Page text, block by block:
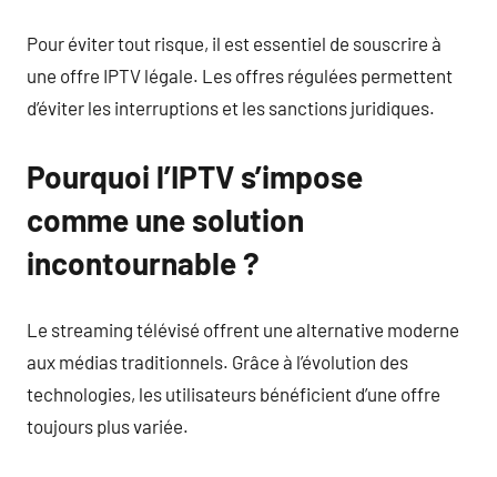
Pour éviter tout risque, il est essentiel de souscrire à
une offre IPTV légale. Les offres régulées permettent
d’éviter les interruptions et les sanctions juridiques.
Pourquoi l’IPTV s’impose
comme une solution
incontournable ?
Le streaming télévisé offrent une alternative moderne
aux médias traditionnels. Grâce à l’évolution des
technologies, les utilisateurs bénéficient d’une offre
toujours plus variée.